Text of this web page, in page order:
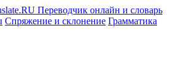
Спряжение и склонение Грамматика